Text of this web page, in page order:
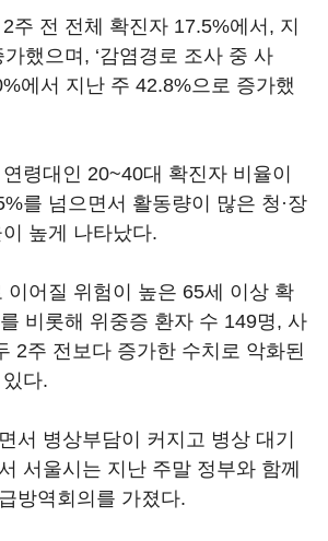
주 전 전체 확진자 17.5%에서, 지
했으며, ‘감염경로 조사 중 사
에서 지난 주 42.8%으로 증가했
령대인 20~40대 확진자 비율이
를 넘으면서 활동량이 많은 청·장
높게 나타났다.
이어질 위험이 높은 65세 이상 확
비롯해 위중증 환자 수 149명, 사
2주 전보다 증가한 수치로 악화된
다.
서 병상부담이 커지고 병상 대기
서울시는 지난 주말 정부와 함께
방역회의를 가졌다.